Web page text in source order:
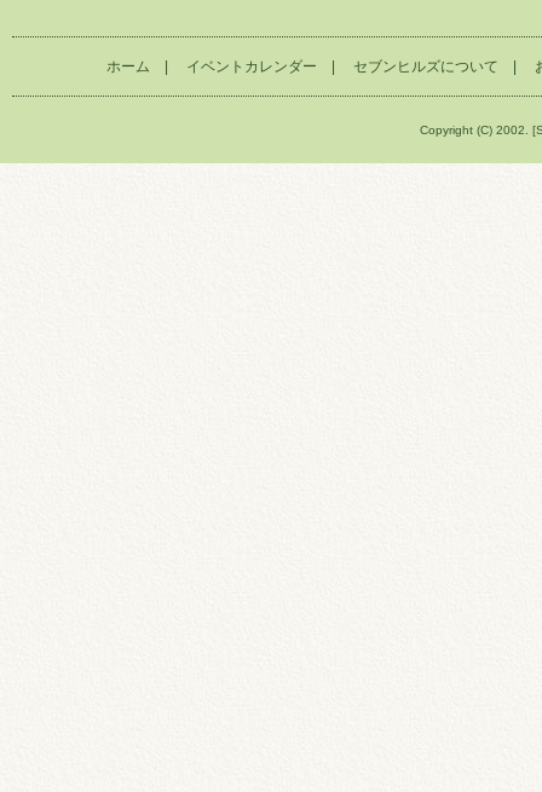
ホーム | イベントカレンダー | セブンヒルズについて |
Copyright (C) 2002.